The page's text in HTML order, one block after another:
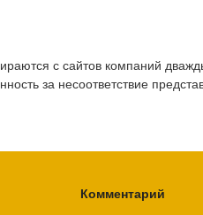
с сайтов компаний
за несоответствие
Комментарий